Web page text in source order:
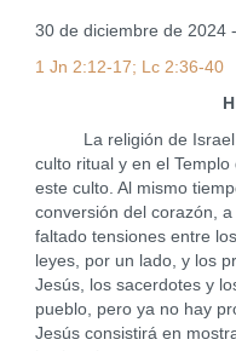
30 de diciembre de 2024
1 Jn 2:12-17; Lc 2:36-40
La religión de Israel
culto ritual y en el
este culto. Al mismo
conversión del corazón,
faltado tensiones entre
leyes, por un lado, y los
Jesús, los sacerdotes y
pueblo, pero ya no hay
Jesús consistirá en